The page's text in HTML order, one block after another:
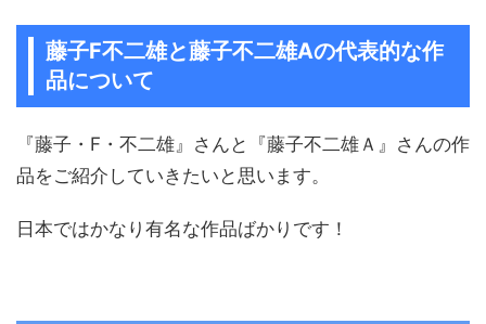
藤子F不二雄と藤子不二雄Aの代表的な作
品について
『藤子・F・不二雄』さんと『藤子不二雄Ａ』さんの作
品をご紹介していきたいと思います。
日本ではかなり有名な作品ばかりです！